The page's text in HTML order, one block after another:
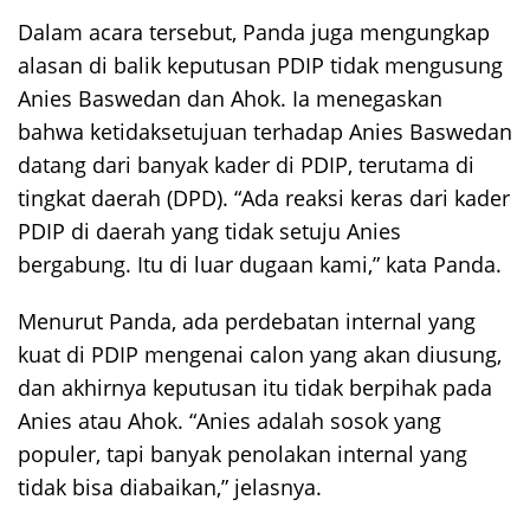
Dalam acara tersebut, Panda juga mengungkap
alasan di balik keputusan PDIP tidak mengusung
Anies Baswedan dan Ahok. Ia menegaskan
bahwa ketidaksetujuan terhadap Anies Baswedan
datang dari banyak kader di PDIP, terutama di
tingkat daerah (DPD). “Ada reaksi keras dari kader
PDIP di daerah yang tidak setuju Anies
bergabung. Itu di luar dugaan kami,” kata Panda.
Menurut Panda, ada perdebatan internal yang
kuat di PDIP mengenai calon yang akan diusung,
dan akhirnya keputusan itu tidak berpihak pada
Anies atau Ahok. “Anies adalah sosok yang
populer, tapi banyak penolakan internal yang
tidak bisa diabaikan,” jelasnya.